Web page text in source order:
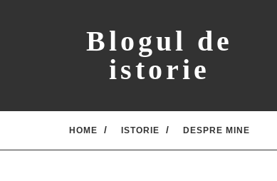
Blogul de
istorie
HOME ISTORIE DESPRE MINE